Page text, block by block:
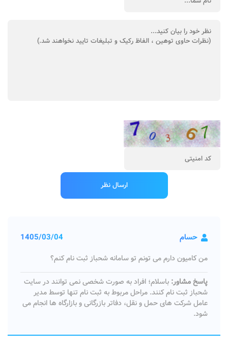
حسام 1405/03/04
من کامیون دارم می تونم تو سامانه شحباز ثبت نام کنم؟
پاسخ مشاور: باسلام؛ افراد به صورت شخصی نمی توانند در سایت
شحباز ثبت نام کنند. مراحل مربوط به ثبت نام تنها توسط مدیر
عامل شرکت های حمل و نقل، دفاتر بازرگانی و بازارگاه ها انجام می
شود.